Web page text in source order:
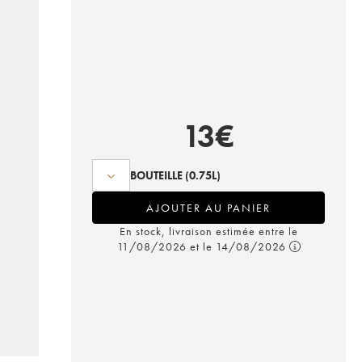
13€
BOUTEILLE (0.75L)
AJOUTER AU PANIER
En stock, livraison estimée entre le
11/08/2026 et le 14/08/2026